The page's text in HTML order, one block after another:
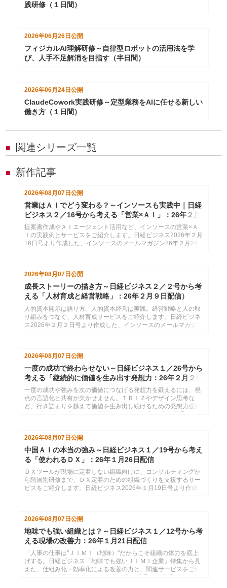
践研修（１日間）
2026年06月26日 公開
フィジカルAI理解研修～自律型ロボットの活用法を学
び、人手不足解消を目指す（半日間）
2026年06月24日公開
ClaudeCowork実践研修～定型業務をAIに任せる新しい
働き方（１日間）
■ 関連シリーズ一覧
■ 新作記事
2026年08月07日公開
営業はＡＩでどう変わる？～インソースも実践中｜日経
ビジネス２／16号から考える「営業×ＡＩ」：26年２月
24日配信
提案書作成やＡＩエージェント活用など、インソースの営業×Ａ
Ｉの実践例とサービスをご紹介します。日経ビジネス2026年２月
16日号より作成した、インソースのメールマガジン26年２月24
2026年08月07日 公開
成長ストーリーの描き方～日経ビジネス２／２号から考
える「人材育成と経営戦略」：26年２月９日配信）
人的資本開示は語り方、人的資本経営は実践。経営戦略と人の取
り組みをつなぐ、人材育成サービスをご紹介します。日経ビジネ
ス2026年２月２日号より作成した、インソースのメールマガジン
2026年08月07日 公開
一度の成功で終わらせない～日経ビジネス１／26号から
考える「継続的に価値を生み出す発想力：26年２月２日
配信
一度の成功や強みを次の価値につなげる発想力を鍛えるには、視
点の言語化と共有が欠かせません。ＴＲＩＺやデザイン思考な
ど、行き詰まりを越えて価値を生み出し続けるための発想力強化
2026年08月07日公開
中国ＡＩの本当の強み～日経ビジネス１／19号から考え
る「使われるＤＸ」：26年１月26日配信
ＤＸツールが現場に定着しない組織向けに、コンサルティングか
ら階層別研修まで、ＤＸ定着のための組織づくりを支援するサー
ビスをご紹介します。日経ビジネス2026年１月19日号より作成
2026年08月07日 公開
地味でも強い組織とは？～日経ビジネス１／12号から考
える現場の改善力：26年１月21日配信
「人事の仕事は"ＪＩＭＩ（地味）"だからこそ組織の体力を底上
げする。日経ビジネス「地味でも強いＪＩＭＩ企業」特集から見
えた、仕組み化・効率化による改善の力と、関連サービスをご紹